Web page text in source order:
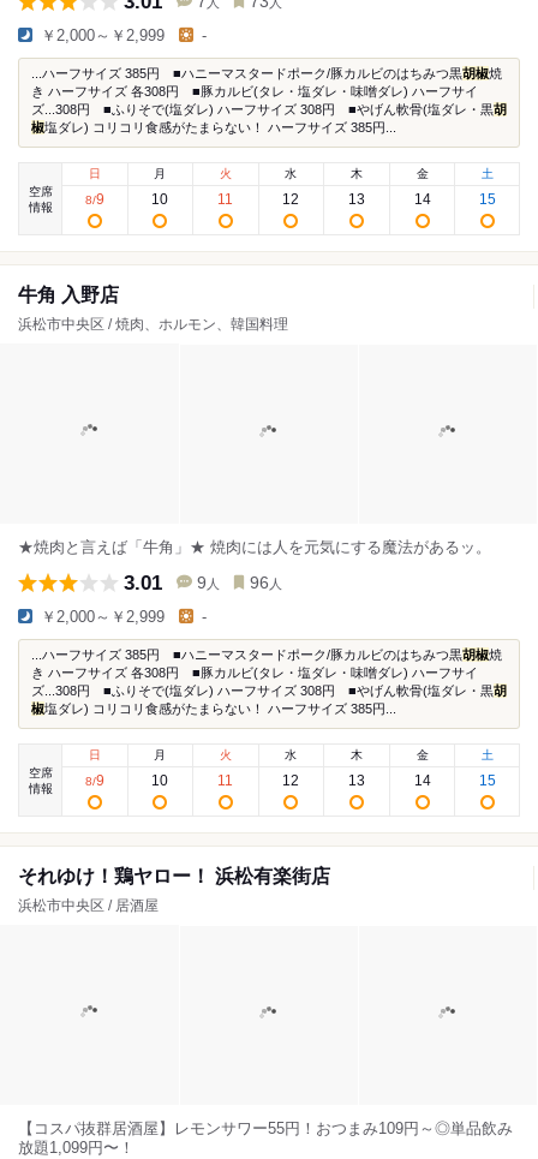
￥2,000～￥2,999 -
...ハーフサイズ 385円 ■ハニーマスタードポーク/豚カルビのはちみつ黒胡椒焼
き ハーフサイズ 各308円 ■豚カルビ(タレ・塩ダレ・味噌ダレ) ハーフサイ
ズ...308円 ■ふりそで(塩ダレ) ハーフサイズ 308円 ■やげん軟骨(塩ダレ・黒胡
椒塩ダレ) コリコリ食感がたまらない！ ハーフサイズ 385円...
空席
情報
日
8/9
月
10
火
11
水
12
木
13
金
14
土
15
牛角 入野店
浜松市中央区 / 焼肉、ホルモン、韓国料理
★焼肉と言えば「牛角」★ 焼肉には人を元気にする魔法があるッ。
3.01 9 人 96 人
￥2,000～￥2,999 -
...ハーフサイズ 385円 ■ハニーマスタードポーク/豚カルビのはちみつ黒胡椒焼
き ハーフサイズ 各308円 ■豚カルビ(タレ・塩ダレ・味噌ダレ) ハーフサイ
ズ...308円 ■ふりそで(塩ダレ) ハーフサイズ 308円 ■やげん軟骨(塩ダレ・黒胡
椒塩ダレ) コリコリ食感がたまらない！ ハーフサイズ 385円...
空席
情報
日
8/9
月
10
火
11
水
12
木
13
金
14
土
15
それゆけ！鶏ヤロー！ 浜松有楽街店
浜松市中央区 / 居酒屋
【コスパ抜群居酒屋】レモンサワー55円！おつまみ109円～◎単品飲み
放題1,099円〜！